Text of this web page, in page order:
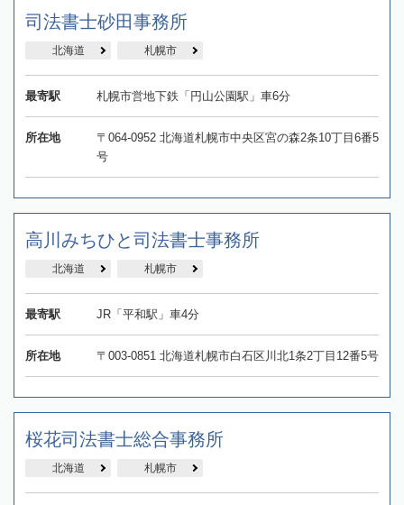
司法書士砂田事務所
北海道 札幌市
最寄駅 札幌市営地下鉄「円山公園駅」車6分
所在地
〒064-0952 北海道札幌市中央区宮の森2条10丁目6番5
号
高川みちひと司法書士事務所
北海道 札幌市
最寄駅 JR「平和駅」車4分
所在地 〒003-0851 北海道札幌市白石区川北1条2丁目12番5号
桜花司法書士総合事務所
北海道 札幌市